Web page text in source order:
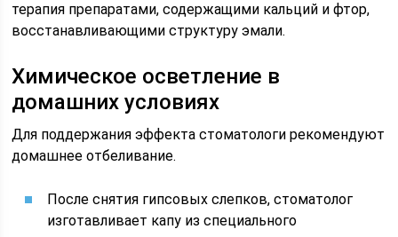
терапия препаратами, содержащими кальций и фтор,
восстанавливающими структуру эмали.
Химическое осветление в
домашних условиях
Для поддержания эффекта стоматологи рекомендуют
домашнее отбеливание.
После снятия гипсовых слепков, стоматолог
изготавливает капу из специального